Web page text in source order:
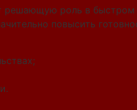
решающую роль в быстром
повысить